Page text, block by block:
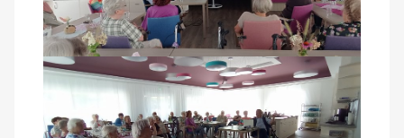
Ausbildung
Glossar
Suche